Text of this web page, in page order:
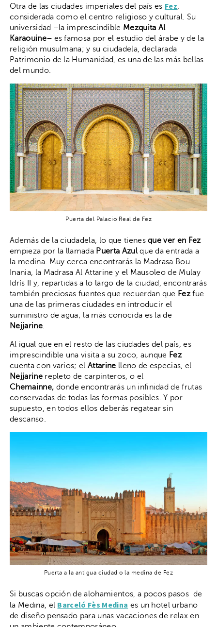
Otra de las ciudades imperiales del país es Fez,
considerada como el centro religioso y cultural. Su
universidad –la imprescindible Mezquita Al
Karaouine– es famosa por el estudio del árabe y de la
religión musulmana; y su ciudadela, declarada
Patrimonio de la Humanidad, es una de las más bellas
del mundo.
Puerta del Palacio Real de Fez
Además de la ciudadela, lo que tienesque ver en Fez
empieza por la llamada Puerta Azulque da entrada a
la medina. Muy cerca encontrarás la Madrasa Bou
Inania, la Madrasa Al Attarine y el Mausoleo de Mulay
Idrís II y, repartidas a lo largo de la ciudad, encontrarás
también preciosas fuentes que recuerdan que Fezfue
una de las primeras ciudades en introducir el
suministro de agua; la más conocida es la de
Nejjarine.
Al igual que en el resto de las ciudades del país, es
imprescindible una visita a su zoco, aunque Fez
cuenta con varios; elAttarine lleno de especias, el
Nejjarinerepleto de carpinteros, o el
Chemainne, donde encontrarás un infinidad de frutas
conservadas de todas las formas posibles. Y por
supuesto, en todos ellos deberás regatear sin
descanso.
Puerta a la antigua ciudad o la medina de Fez
Si buscas opción de alohamientos, a pocos pasos de
la Medina, el Barceló Fès Medina es un hotel urbano
de diseño pensado para unas vacaciones de relax en